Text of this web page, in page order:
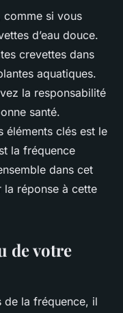
de
de
comme si vous
d’eau douce.
crevettes dans
aquatiques.
la responsabilité
santé.
éléments clés est le
la fréquence
dans cet
réponse à cette
de votre
de la fréquence, il